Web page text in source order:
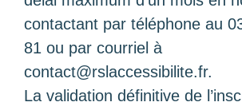
contactant par téléphone au
81 ou par courriel à
contact@rslaccessibilite.fr.
La validation définitive de